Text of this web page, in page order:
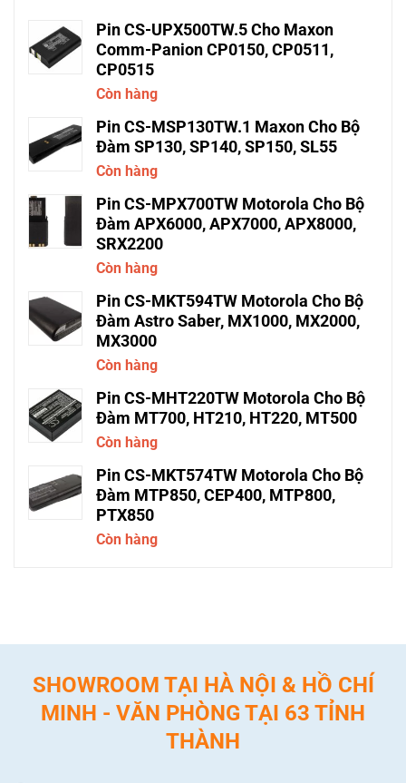
Pin CS-UPX500TW.5 Cho Maxon
Comm-Panion CP0150, CP0511,
CP0515
Còn hàng
Pin CS-MSP130TW.1 Maxon Cho Bộ
Đàm SP130, SP140, SP150, SL55
Còn hàng
Pin CS-MPX700TW Motorola Cho Bộ
Đàm APX6000, APX7000, APX8000,
SRX2200
Còn hàng
Pin CS-MKT594TW Motorola Cho Bộ
Đàm Astro Saber, MX1000, MX2000,
MX3000
Còn hàng
Pin CS-MHT220TW Motorola Cho Bộ
Đàm MT700, HT210, HT220, MT500
Còn hàng
Pin CS-MKT574TW Motorola Cho Bộ
Đàm MTP850, CEP400, MTP800,
PTX850
Còn hàng
SHOWROOM TẠI HÀ NỘI & HỒ CHÍ
MINH - VĂN PHÒNG TẠI 63 TỈNH
THÀNH